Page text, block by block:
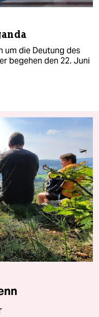
um die Deutung des
begehen den 22. Juni